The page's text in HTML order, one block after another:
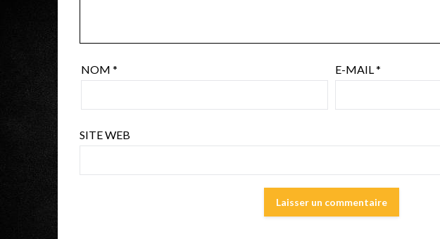
NOM* E-MAIL*
SITE WEB